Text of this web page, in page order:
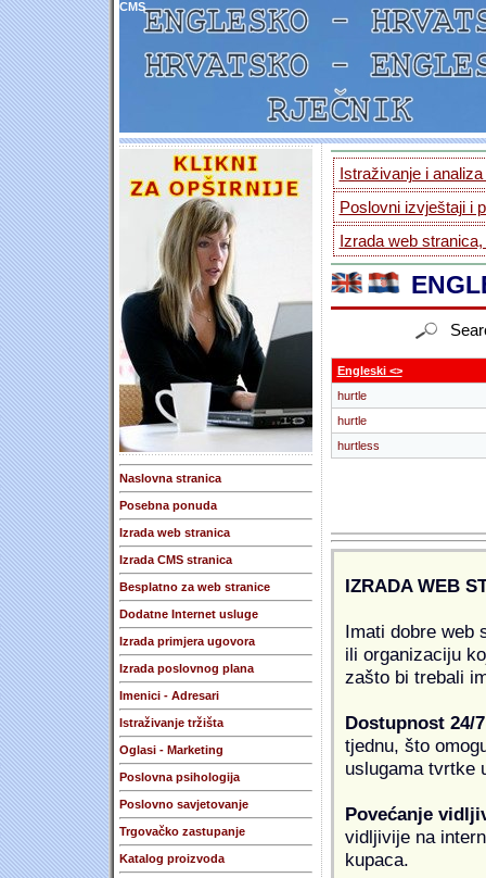
CMS
Naslovna stranica
Posebna ponuda
Izrada web stranica
Izrada CMS stranica
Besplatno za web stranice
Dodatne Internet usluge
Izrada primjera ugovora
Izrada poslovnog plana
Imenici - Adresari
Istraživanje tržišta
Oglasi - Marketing
Poslovna psihologija
Poslovno savjetovanje
Trgovačko zastupanje
Katalog proizvoda
Istraživanje i
Poslovni izvještaji i
Izrada web
Engleski <>
hurtle
hurtle
hurtless
IZRADA WEB
Imati dobre web
ili organizaciju
zašto bi trebali
Dostupnost 24/7
tjednu, što
uslugama tvrtke
Povećanje
vidljivije na
kupaca.